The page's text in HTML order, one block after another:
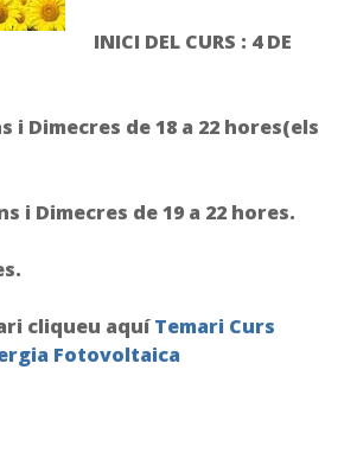
INICI DEL CURS : 4 DE
i Dimecres de 18 a 22 hores(els
i Dimecres de 19 a 22 hores.
cliqueu aquíTemari Curs
Fotovoltaica